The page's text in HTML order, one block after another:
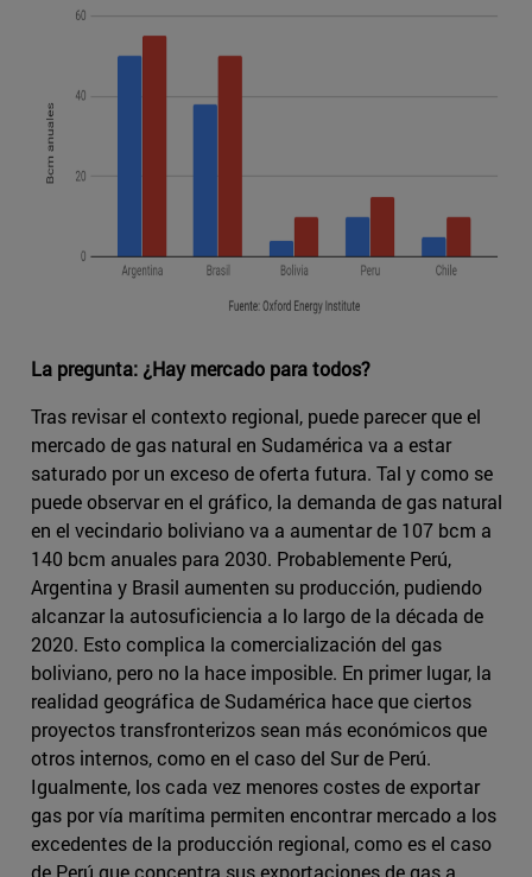
La pregunta: ¿Hay mercado para todos?
Tras revisar el contexto regional, puede parecer que el
mercado de gas natural en Sudamérica va a estar
saturado por un exceso de oferta futura. Tal y como se
puede observar en el gráfico, la demanda de gas natural
en el vecindario boliviano va a aumentar de 107 bcm a
140 bcm anuales para 2030. Probablemente Perú,
Argentina y Brasil aumenten su producción, pudiendo
alcanzar la autosuficiencia a lo largo de la década de
2020. Esto complica la comercialización del gas
boliviano, pero no la hace imposible. En primer lugar, la
realidad geográfica de Sudamérica hace que ciertos
proyectos transfronterizos sean más económicos que
otros internos, como en el caso del Sur de Perú.
Igualmente, los cada vez menores costes de exportar
gas por vía marítima permiten encontrar mercado a los
excedentes de la producción regional, como es el caso
de Perú que concentra sus exportaciones de gas a